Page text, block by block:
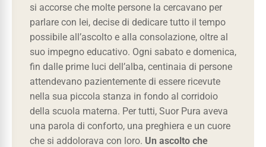
si accorse che molte persone la cercavano per
parlare con lei, decise di dedicare tutto il tempo
possibile all’ascolto e alla consolazione, oltre al
suo impegno educativo. Ogni sabato e domenica,
fin dalle prime luci dell’alba, centinaia di persone
attendevano pazientemente di essere ricevute
nella sua piccola stanza in fondo al corridoio
della scuola materna. Per tutti, Suor Pura aveva
una parola di conforto, una preghiera e un cuore
che si addolorava con loro. Un ascolto che